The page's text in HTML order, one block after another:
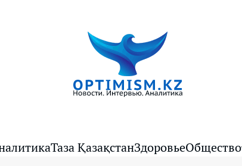
Таза ҚазақстанЗдоровьеОбщество